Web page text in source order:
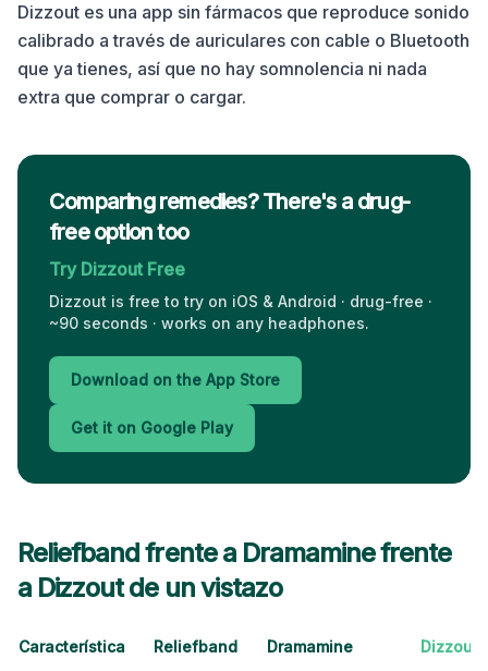
Dizzout es una app sin fármacos que reproduce sonido
calibrado a través de auriculares con cable o Bluetooth
que ya tienes, así que no hay somnolencia ni nada
extra que comprar o cargar.
Comparing remedies? There's a drug-
free option too
Try Dizzout Free
Dizzout is free to try on iOS & Android · drug-free ·
~90 seconds · works on any headphones.
Download on the App Store
Get it on Google Play
Reliefband frente a Dramamine frente
a Dizzout de un vistazo
Característica Reliefband Dramamine Dizzout